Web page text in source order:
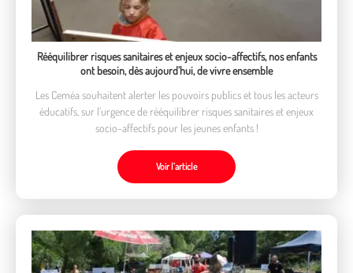
Rééquilibrer risques sanitaires et enjeux socio-affectifs, nos enfants
ont besoin, dès aujourd’hui, de vivre ensemble
Les Ceméa souhaitent alerter les pouvoirs publics et tous les acteurs
éducatifs, sur l’urgence de rééquilibrer risques sanitaires et enjeux
socio-affectifs pour les jeunes enfants !
Voir l’article